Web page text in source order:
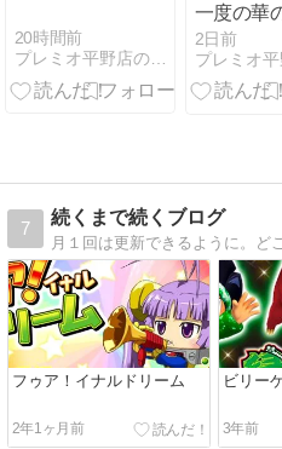
20時間前
プレミオ平野店のオフィシャルサイト
一度の華
に華金を
2日前
7
続くまで続くブログ
フゥア！イナルドリーム
2年1ヶ月前
ビリー
3年前